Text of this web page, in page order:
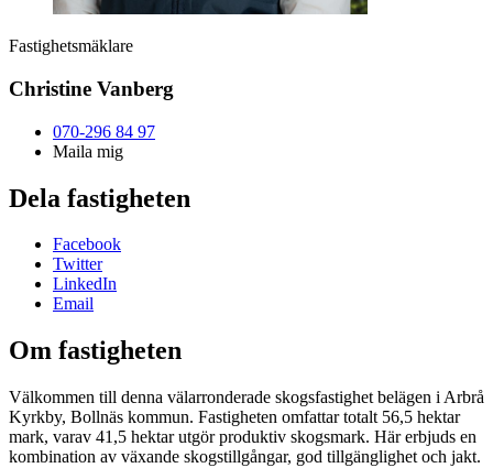
Fastighetsmäklare
Christine Vanberg
070-296 84 97
Maila mig
Dela fastigheten
Facebook
Twitter
LinkedIn
Email
Om fastigheten
Välkommen till denna välarronderade skogsfastighet belägen i Arbrå
Kyrkby, Bollnäs kommun. Fastigheten omfattar totalt 56,5 hektar
mark, varav 41,5 hektar utgör produktiv skogsmark. Här erbjuds en
kombination av växande skogstillgångar, god tillgänglighet och jakt.